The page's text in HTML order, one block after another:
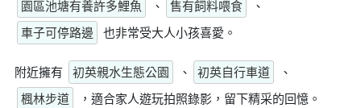
園區池塘有養許多鯉魚
、 售有飼料喂食
、
車子可停路邊
也非常受大人小孩喜愛。
附近擁有 初英親水生態公園 、 初英自行車道
、
楓林步道
，適合家人遊玩拍照錄影，留下精采的回憶。